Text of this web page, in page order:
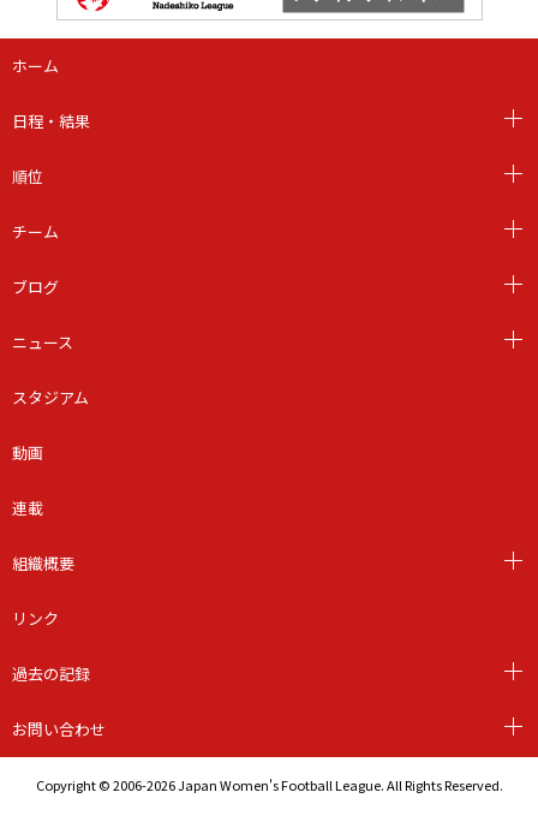
ホーム
日程・結果
順位
チーム
ブログ
ニュース
スタジアム
動画
連載
組織概要
リンク
過去の記録
お問い合わせ
Copyright © 2006-2026 Japan Women's Football League. All Rights Reserved.